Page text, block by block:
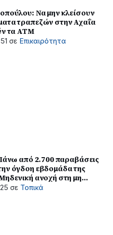
Να μην κλείσουν
τραπεζών στην Αχαΐα
τα ΑΤΜ
σε Επικαιρότητα
από 2.700 παραβάσεις
όγδοη εβδομάδα της
ανοχή στη μη
σε Τοπικά